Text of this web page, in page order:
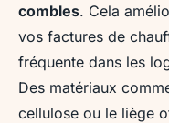
combles. Cela
vos factures de
fréquente dans les
Des matériaux
cellulose ou le liège